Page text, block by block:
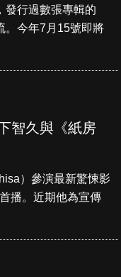
發行過數張專輯的
。今年7月15號即將
智久與《紙房
）參演最新驚悚影
播。近期他為宣傳